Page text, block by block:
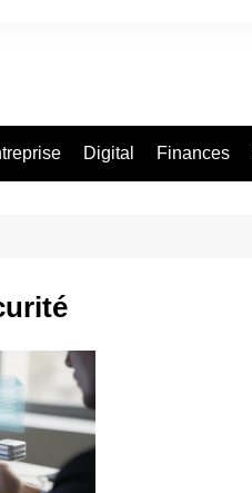
Digital Finances